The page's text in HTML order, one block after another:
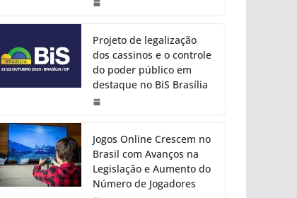
Projeto de legalização
dos cassinos e o controle
do poder público em
destaque no BiS Brasília
Jogos Online Crescem no
Brasil com Avanços na
Legislação e Aumento do
Número de Jogadores